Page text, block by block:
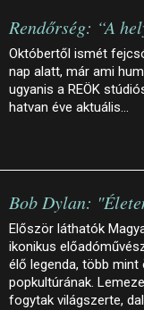
Rendőrség: “A
Októbertől ismét
nap alatt, már ami
ugyanis a REÖK
hatvan éve aktuális…
Bob Dylan:
Először láthatók
ikonikus
élő legenda, több
popkultúrának.
fogytak világszerte,